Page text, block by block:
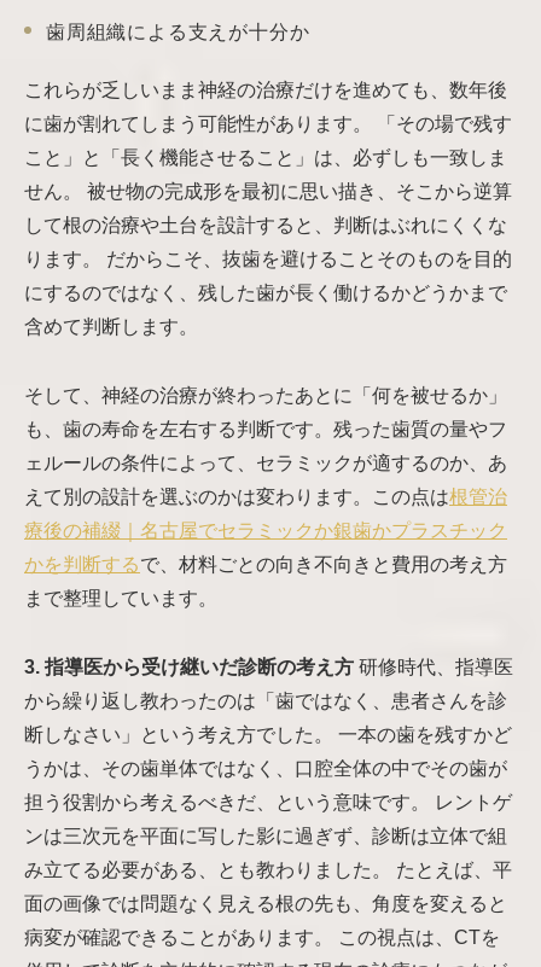
歯周組織による支えが十分か
これらが乏しいまま神経の治療だけを進めても、数年後
に歯が割れてしまう可能性があります。 「その場で残す
こと」と「長く機能させること」は、必ずしも一致しま
せん。 被せ物の完成形を最初に思い描き、そこから逆算
して根の治療や土台を設計すると、判断はぶれにくくな
ります。 だからこそ、抜歯を避けることそのものを目的
にするのではなく、残した歯が長く働けるかどうかまで
含めて判断します。
そして、神経の治療が終わったあとに「何を被せるか」
も、歯の寿命を左右する判断です。残った歯質の量やフ
ェルールの条件によって、セラミックが適するのか、あ
えて別の設計を選ぶのかは変わります。この点は根管治
療後の補綴｜名古屋でセラミックか銀歯かプラスチック
かを判断するで、材料ごとの向き不向きと費用の考え方
まで整理しています。
3. 指導医から受け継いだ診断の考え方 研修時代、指導医
から繰り返し教わったのは「歯ではなく、患者さんを診
断しなさい」という考え方でした。 一本の歯を残すかど
うかは、その歯単体ではなく、口腔全体の中でその歯が
担う役割から考えるべきだ、という意味です。 レントゲ
ンは三次元を平面に写した影に過ぎず、診断は立体で組
み立てる必要がある、とも教わりました。 たとえば、平
面の画像では問題なく見える根の先も、角度を変えると
病変が確認できることがあります。 この視点は、CTを